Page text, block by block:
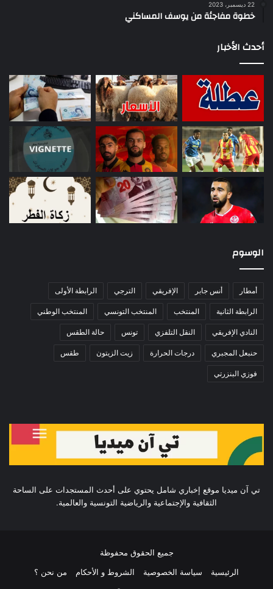
22 ديسمبر، 2023
خطوة مفاجئة من يوسف المساكني
أحدث الأخبار
الوسوم
أمطار أنس جابر الإفريقي الترجي الرابطة الأولى
الرابطة الثانية المنتخب المنتخب التونسي المنتخب الوطني
النادي الإفريقي النقل التلفزي تونس حالة الطقس
حنبعل المجبري درجات الحرارة زيت الزيتون طقس
فوزي البنزرتي
تي آن ميديا موقع إخباري شامل يحتوي على أحدث المستجدات على الساحة
الثقافية والإجتماعية والرياضية التونسية والعالمية.
جميع الحقوق محفوظة
الرئيسية
سياسة الخصوصية الشروط و الأحكام
من نحن ؟